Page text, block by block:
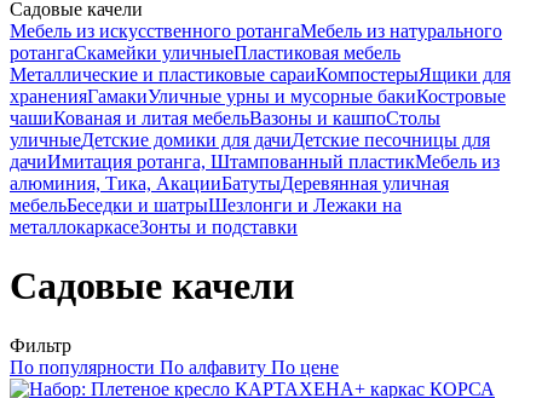
Садовые качели
Мебель из искусственного ротангаМебель из натурального
ротангаСкамейки уличныеПластиковая мебель
Металлические и пластиковые сараиКомпостерыЯщики для
храненияГамакиУличные урны и мусорные бакиКостровые
чашиКованая и литая мебельВазоны и кашпоСтолы
уличныеДетские домики для дачиДетские песочницы для
дачиИмитация ротанга, Штампованный пластикМебель из
алюминия, Тика, АкацииБатутыДеревянная уличная
мебельБеседки и шатрыШезлонги и Лежаки на
металлокаркасеЗонты и подставки
Садовые качели
Фильтр
По популярности По алфавиту По цене